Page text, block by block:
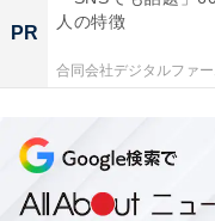
PR
人の特徴
合同会社デジタルファ